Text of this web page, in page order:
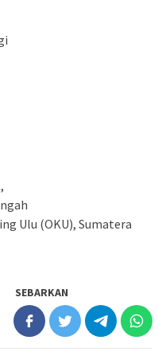
Ulu (OKU), Sumatera
SEBARKAN